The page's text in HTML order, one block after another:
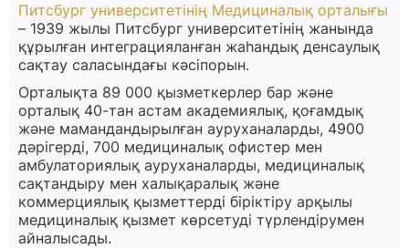
Питсбург университетінің Медициналық орталығы
– 1939 жылы Питсбург университетінің жанында
құрылған интеграцияланған жаһандық денсаулық
сақтау саласындағы кәсіпорын.
Орталықта 89 000 қызметкерлер бар және
орталық 40-тан астам академиялық, қоғамдық
және мамандандырылған ауруханаларды, 4900
дәрігерді, 700 медициналық офистер мен
амбулаториялық ауруханаларды, медициналық
сақтандыру мен халықаралық және
коммерциялық қызметтерді біріктіру арқылы
медициналық қызмет көрсетуді түрлендірумен
айналысады.